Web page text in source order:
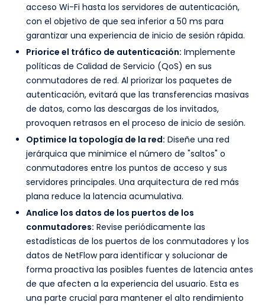
acceso Wi-Fi hasta los servidores de autenticación,
con el objetivo de que sea inferior a 50 ms para
garantizar una experiencia de inicio de sesión rápida.
Priorice el tráfico de autenticación: Implemente
políticas de Calidad de Servicio (QoS) en sus
conmutadores de red. Al priorizar los paquetes de
autenticación, evitará que las transferencias masivas
de datos, como las descargas de los invitados,
provoquen retrasos en el proceso de inicio de sesión.
Optimice la topología de la red: Diseñe una red
jerárquica que minimice el número de "saltos" o
conmutadores entre los puntos de acceso y sus
servidores principales. Una arquitectura de red más
plana reduce la latencia acumulativa.
Analice los datos de los puertos de los
conmutadores: Revise periódicamente las
estadísticas de los puertos de los conmutadores y los
datos de NetFlow para identificar y solucionar de
forma proactiva las posibles fuentes de latencia antes
de que afecten a la experiencia del usuario. Esta es
una parte crucial para mantener el alto rendimiento